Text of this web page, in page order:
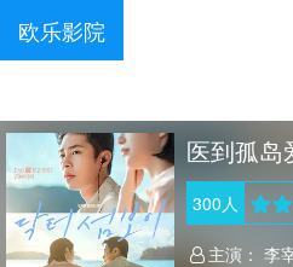
欧乐影院
医到孤岛
300人
主演： 李